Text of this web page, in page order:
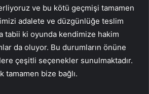
ve bu kötü geçmişi tamamen
adalete ve düzgünlüğe teslim
tabii ki oyunda kendimize hakim
da oluyor. Bu durumların önüne
çeşitli seçenekler sunulmaktadır.
tamamen bize bağlı.